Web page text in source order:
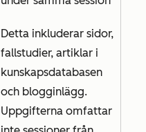
Detta inkluderar sidor,
fallstudier, artiklar i
kunskapsdatabasen
och blogginlägg.
Uppgifterna omfattar